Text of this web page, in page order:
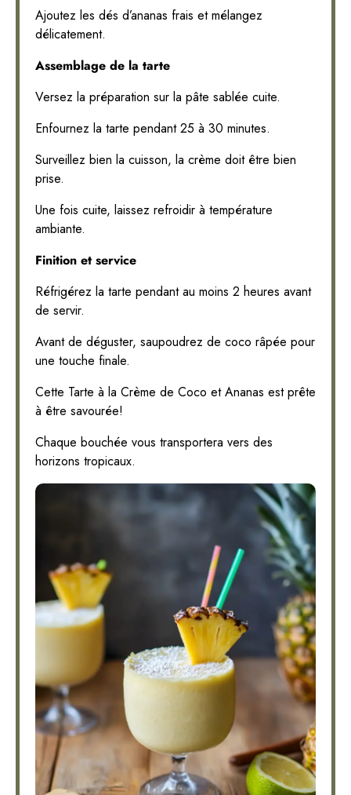
Ajoutez les dés d’ananas frais et mélangez
délicatement.
Assemblage de la tarte
Versez la préparation sur la pâte sablée cuite.
Enfournez la tarte pendant 25 à 30 minutes.
Surveillez bien la cuisson, la crème doit être bien
prise.
Une fois cuite, laissez refroidir à température
ambiante.
Finition et service
Réfrigérez la tarte pendant au moins 2 heures avant
de servir.
Avant de déguster, saupoudrez de coco râpée pour
une touche finale.
Cette Tarte à la Crème de Coco et Ananas est prête
à être savourée!
Chaque bouchée vous transportera vers des
horizons tropicaux.